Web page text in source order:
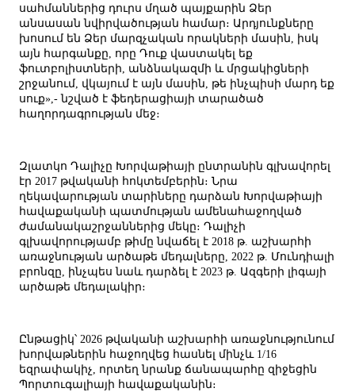
սահմաններից դուրս մղած պայքարին Ձեր
անսասան նվիրվածության համար։ Արդյունքները
խոսում են Ձեր մարզչական որակների մասին, իսկ
այն հարգանքը, որը Դուք վաստակել եք
ֆուտբոլիստների, անձնակազմի և մրցակիցների
շրջանում, վկայում է այն մասին, թե ինչպիսի մարդ եք
սուք»,- նշված է ֆեդերացիայի տարածած
հաղորդագրության մեջ։
Զլատկո Դալիչը Խորվաթիայի ընտրանին գլխավորել
էր 2017 թվականի հոկտեմբերին։ Նրա
ղեկավարության տարիները դարձան Խորվաթիայի
հավաքականի պատմության ամենահաջողված
ժամանակաշրջաններից մեկը։ Դալիչի
գլխավորությամբ թիմը նվաճել է 2018 թ. աշխարհի
առաջնության արծաթե մեդալները, 2022 թ. Մունդիալի
բրոնզը, ինչպես նաև դարձել է 2023 թ. Ազգերի լիգայի
արծաթե մեդալակիր։
Ընթացիկ՝ 2026 թվականի աշխարհի առաջնությունում
խորվաթներին հաջողվեց հասնել մինչև 1/16
եզրափակիչ, որտեղ նրանք ճանապարհը զիջեցին
Պորտուգալիայի հավաքականին։